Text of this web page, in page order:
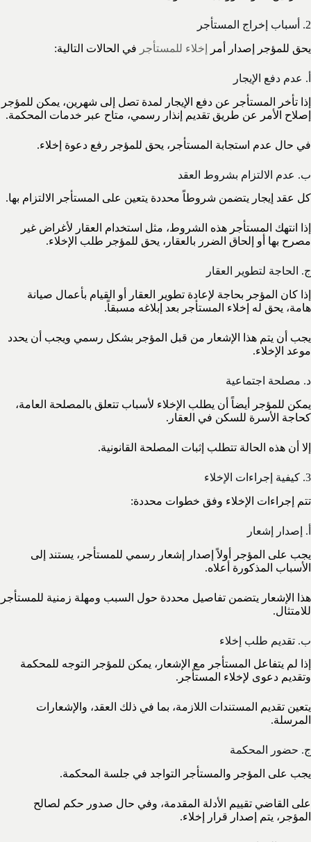
2. أسباب إخراج المستأجر
يحق للمؤجر إصدار أمر
إخلاء للمستأجر في الحالات التالية:
أ. عدم دفع الإيجار
إذا تأخر المستأجر عن دفع الإيجار لمدة تصل إلى شهرين، يمكن للمؤجر
إصلاح الأمر عن طريق تقديم إنذار رسمي، متاح عبر خدمات المحكمة.
في حال عدم استجابة المستأجر، يحق للمؤجر رفع دعوة إخلاء.
ب. عدم الالتزام بشروط العقد
كل عقد إيجار يتضمن شروطاً محددة يتعين على المستأجر الالتزام بها.
إذا انتهك المستأجر هذه الشروط، مثل استخدام العقار لأغراض غير
مصرح بها أو إلحاق الضرر بالعقار، يحق للمؤجر طلب الإخلاء.
ج. الحاجة لتطوير العقار
إذا كان المؤجر بحاجة لإعادة تطوير العقار أو القيام بأعمال صيانة
هامة، يحق له إخلاء المستأجر بعد إبلاغه مسبقاً.
يجب أن يتم هذا الإشعار من قبل المؤجر بشكل رسمي ويجب أن يحدد
موعد الإخلاء.
د. مصلحة اجتماعية
يمكن للمؤجر أيضاً أن يطلب الإخلاء لأسباب تتعلق بالمصلحة العامة،
كحاجة الأسرة للسكن في العقار.
إلا أن هذه الحالة تتطلب إثبات المصلحة القانونية.
3. كيفية إجراءات الإخلاء
تتم إجراءات الإخلاء وفق خطوات محددة:
أ. إصدار إشعار
يجب على المؤجر أولاً إصدار إشعار رسمي للمستأجر، يستند إلى
الأسباب المذكورة أعلاه.
هذا الإشعار يتضمن تفاصيل محددة حول السبب ومهلة زمنية للمستأجر
للامتثال.
ب. تقديم طلب إخلاء
إذا لم يتفاعل المستأجر مع الإشعار، يمكن للمؤجر التوجه للمحكمة
وتقديم دعوى لإخلاء المستأجر.
يتعين تقديم المستندات اللازمة، بما في ذلك العقد، والإشعارات
المرسلة.
ج. حضور المحكمة
يجب على المؤجر والمستأجر التواجد في جلسة المحكمة.
على القاضي تقييم الأدلة المقدمة، وفي حال صدور حكم لصالح
المؤجر، يتم إصدار قرار إخلاء.